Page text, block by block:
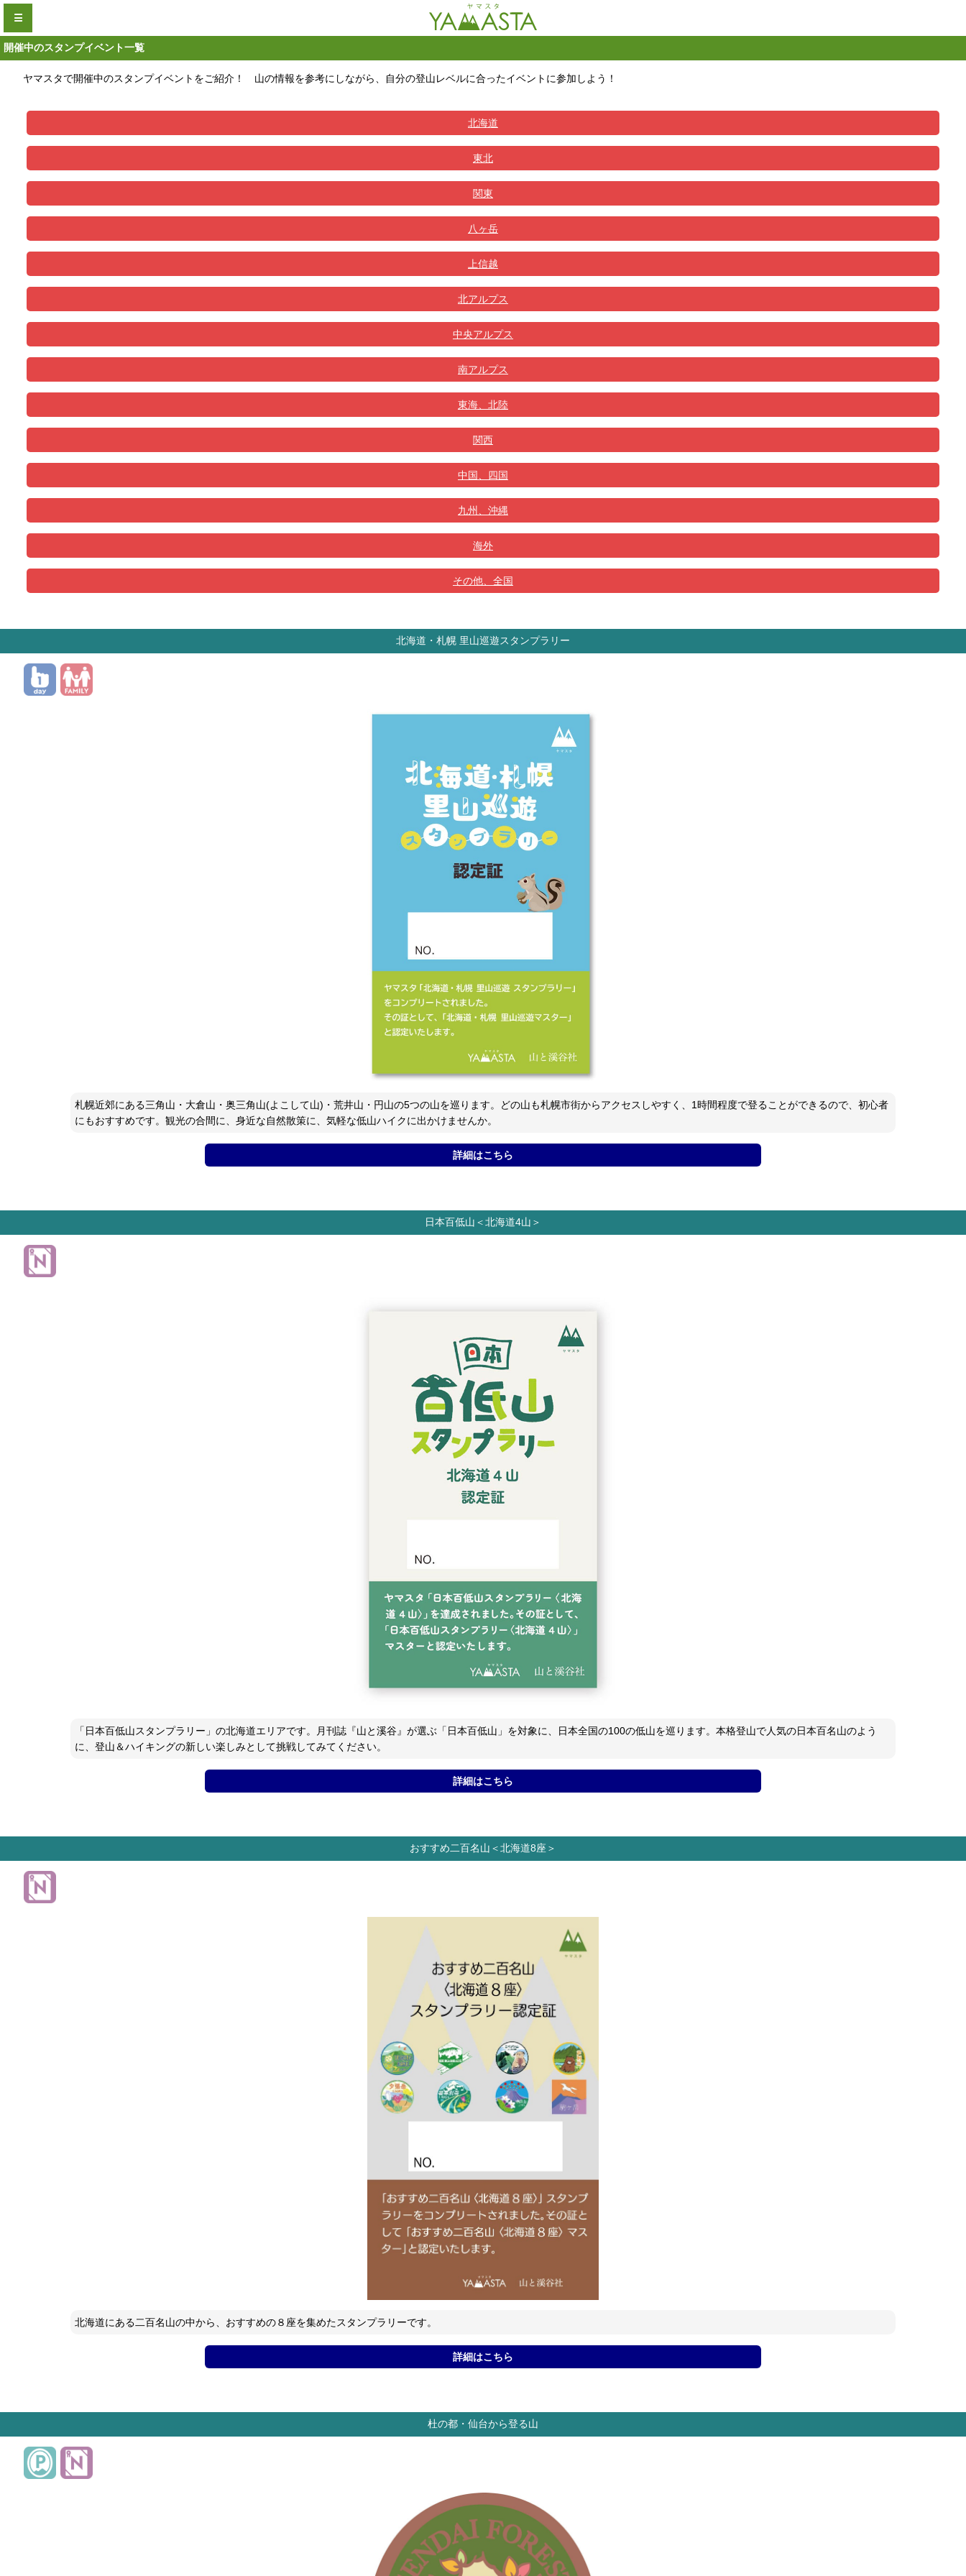
☰
開催中のスタンプイベント一覧
ヤマスタで開催中のスタンプイベントをご紹介！ 山の情報を参考にしながら、自分の登山レベルに合ったイベントに参加しよう！
北海道
東北
関東
八ヶ岳
上信越
北アルプス
中央アルプス
南アルプス
東海、北陸
関西
中国、四国
九州、沖縄
海外
その他、全国
北海道・札幌 里山巡遊スタンプラリー
札幌近郊にある三角山・大倉山・奥三角山(よこして山)・荒井山・円山の5つの山を巡ります。どの山も札幌市街からアクセスしやすく、1時間程度で登ることができるので、初心者
にもおすすめです。観光の合間に、身近な自然散策に、気軽な低山ハイクに出かけませんか。
詳細はこちら
日本百低山＜北海道4山＞
「日本百低山スタンプラリー」の北海道エリアです。月刊誌『山と溪谷』が選ぶ「日本百低山」を対象に、日本全国の100の低山を巡ります。本格登山で人気の日本百名山のよう
に、登山＆ハイキングの新しい楽しみとして挑戦してみてください。
詳細はこちら
おすすめ二百名山＜北海道8座＞
北海道にある二百名山の中から、おすすめの８座を集めたスタンプラリーです。
詳細はこちら
杜の都・仙台から登る山